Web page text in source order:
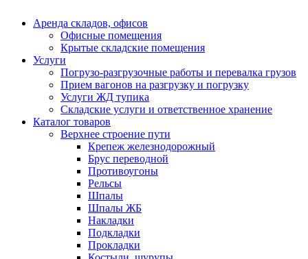
Аренда складов, офисов
Офисные помещения
Крытые складские помещения
Услуги
Погрузо-разгрузочные работы и перевалка грузов
Прием вагонов на разгрузку и погрузку
Услуги ЖД тупика
Складские услуги и ответственное хранение
Каталог товаров
Верхнее строение пути
Крепеж железнодорожный
Брус переводной
Противоугоны
Рельсы
Шпалы
Шпалы ЖБ
Накладки
Подкладки
Прокладки